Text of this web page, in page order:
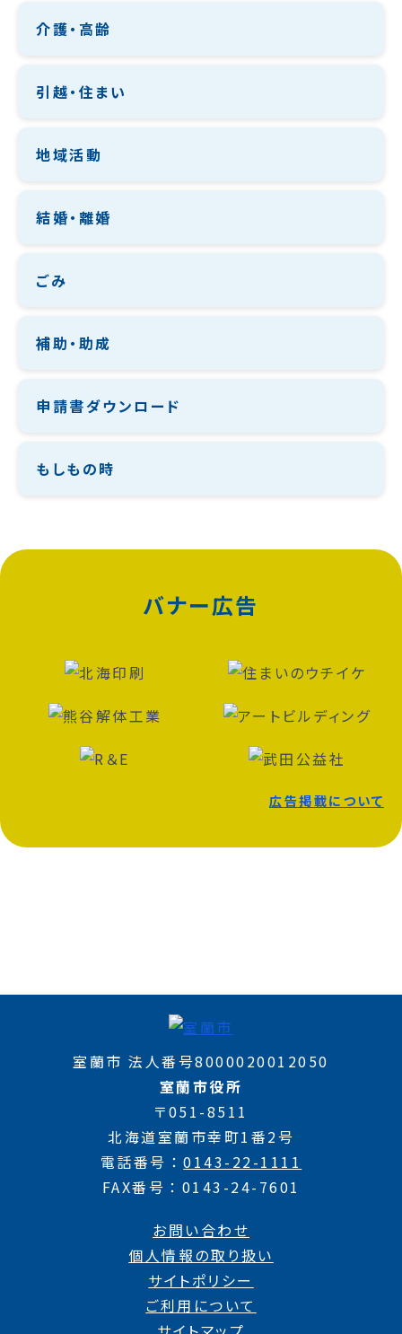
介護・高齢
引越・住まい
地域活動
結婚・離婚
ごみ
補助・助成
申請書ダウンロード
もしもの時
バナー広告
広告掲載について
室蘭市 法人番号8000020012050
室蘭市役所
〒051-8511
北海道室蘭市幸町1番2号
電話番号
0143-22-1111
FAX番号
0143-24-7601
お問い合わせ
個人情報の取り扱い
サイトポリシー
ご利用について